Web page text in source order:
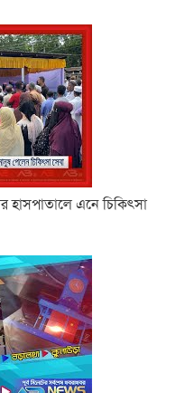
হাসপাতালে এনে চিকিৎসা